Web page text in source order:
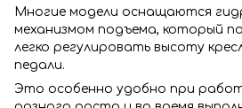
Многие модели оснащаются
механизмом подъема, который
легко регулировать высоту
педали.
Это особенно удобно при